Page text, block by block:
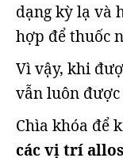
dạng kỳ lạ và
hợp để thuốc
Vì vậy, khi
vẫn luôn được
Chìa khóa để
các vị trí